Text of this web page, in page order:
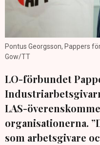
Pontus Georgsson, Pappers
Gow/TT
LO-förbundet
LAS-
organisationerna.
som arbetsgivare